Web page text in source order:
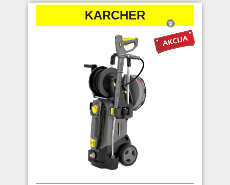
KARCHER